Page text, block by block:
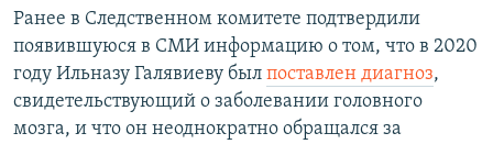
Ранее в Следственном комитете подтвердили
появившуюся в СМИ информацию о том, что в 2020
году Ильназу Галявиеву был поставлен диагноз,
свидетельствующий о заболевании головного
мозга, и что он неоднократно обращался за